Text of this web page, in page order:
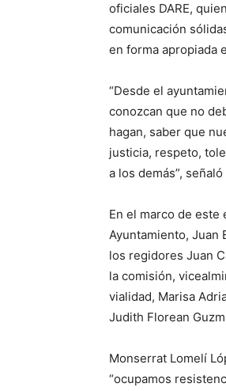
oficiales DARE,
comunicación
en forma apropiada
“Desde el
conozcan que no
hagan, saber que
justicia, respeto,
a los demás”,
En el marco de este
Ayuntamiento, Juan
los regidores Juan
la comisión,
vialidad, Marisa
Judith Florean
Monserrat Lomelí
“ocupamos